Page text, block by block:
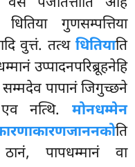
धितिया गुणसम्पत्तिया
वुत्तं. तत्थ धितियाति
उप्पादनपरिब्रूहनेहि
सम्मदेव पापानं जिगुच्छने
एवनत्थि. मोनधम्मेन
ति
पापधम्मानं वा